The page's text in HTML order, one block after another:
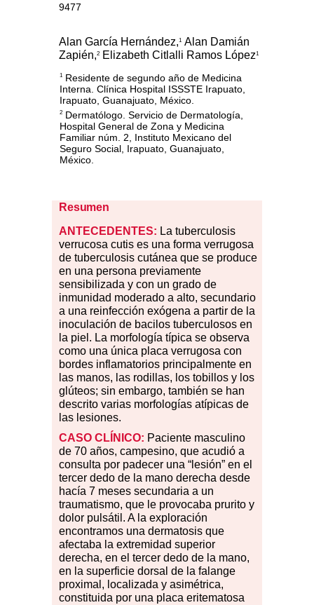
9477
Alan García Hernández,1
Alan Damián
Zapién,2 Elizabeth Citlalli Ramos López1
1 Residente de segundo año de Medicina
Interna. Clínica Hospital ISSSTE Irapuato,
Irapuato, Guanajuato, México.
2 Dermatólogo. Servicio de Dermatología,
Hospital General de Zona y Medicina
Familiar núm. 2, Instituto Mexicano del
Seguro Social, Irapuato, Guanajuato,
México.
Resumen
ANTECEDENTES: La tuberculosis
verrucosa cutis es una forma verrugosa
de tuberculosis cutánea que se produce
en una persona previamente
sensibilizada y con un grado de
inmunidad moderado a alto, secundario
a una reinfección exógena a partir de la
inoculación de bacilos tuberculosos en
la piel. La morfología típica se observa
como una única placa verrugosa con
bordes inflamatorios principalmente en
las manos, las rodillas, los tobillos y los
glúteos; sin embargo, también se han
descrito varias morfologías atípicas de
las lesiones.
CASO CLÍNICO: Paciente masculino
de 70 años, campesino, que acudió a
consulta por padecer una “lesión” en el
tercer dedo de la mano derecha desde
hacía 7 meses secundaria a un
traumatismo, que le provocaba prurito y
dolor pulsátil. A la exploración
encontramos una dermatosis que
afectaba la extremidad superior
derecha, en el tercer dedo de la mano,
en la superficie dorsal de la falange
proximal, localizada y asimétrica,
constituida por una placa eritematosa